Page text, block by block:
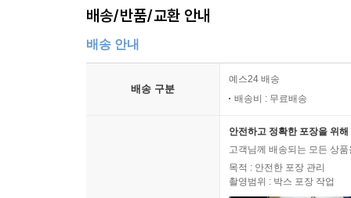
배송/반품/교환 안내
배송 안내
배송 구분
예스24 배송
배송비 : 무료배송
안전하고 정확한 포장을 위
고객님께 배송되는 모든 상
목적 : 안전한 포장 관리
촬영범위 : 박스 포장 작업